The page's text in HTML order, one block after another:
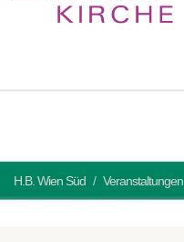
H.B. Wien Süd Veranstaltungen